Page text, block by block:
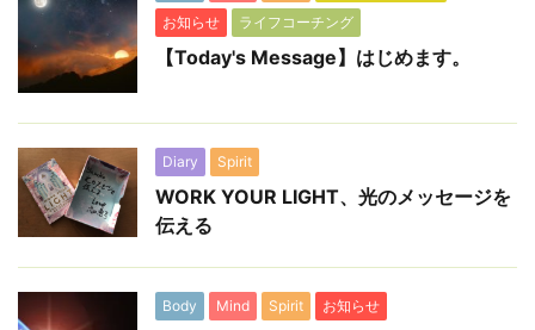
お知らせ
ライフコーチング
【Today's Message】はじめます。
Diary Spirit
WORK YOUR LIGHT、光のメッセージを
伝える
Body Mind Spirit お知らせ